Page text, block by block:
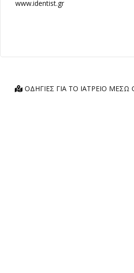
www.identist.gr
ΟΔΗΓΊΕΣ ΓΙΑ ΤΟ ΙΑΤΡΕΊΟ ΜΈΣΩ